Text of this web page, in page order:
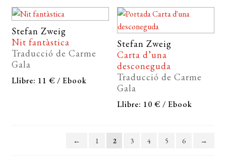
Stefan Zweig
Nit fantàstica
Traducció de Carme
Gala
Llibre: 11 € / Ebook
Stefan Zweig
Carta d’una
desconeguda
Traducció de Carme
Gala
Llibre: 10 € / Ebook
← 1 2 3 4 5 6 →